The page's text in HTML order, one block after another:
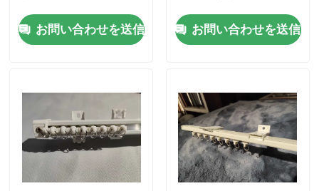
私達に連絡しなさい
引用を要求しなさい
古着ファッション
プライマリー子供服
お問い合わせを送信 お問い合わせを送信